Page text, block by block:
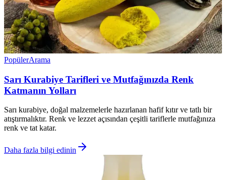
PopülerArama
Sarı Kurabiye Tarifleri ve Mutfağınızda Renk
Katmanın Yolları
Sarı kurabiye, doğal malzemelerle hazırlanan hafif kıtır ve tatlı bir
atıştırmalıktır. Renk ve lezzet açısından çeşitli tariflerle mutfağınıza
renk ve tat katar.
Daha fazla bilgi edinin